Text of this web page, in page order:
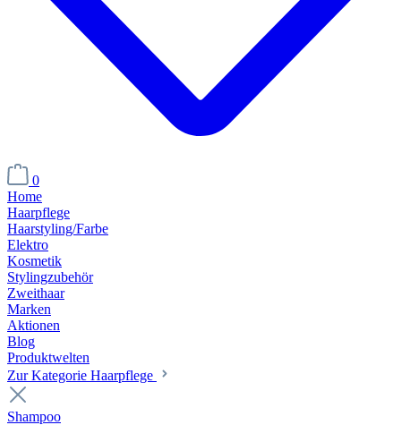
0
Home
Haarpflege
Haarstyling/Farbe
Elektro
Kosmetik
Stylingzubehör
Zweithaar
Marken
Aktionen
Blog
Produktwelten
Zur Kategorie Haarpflege
Shampoo